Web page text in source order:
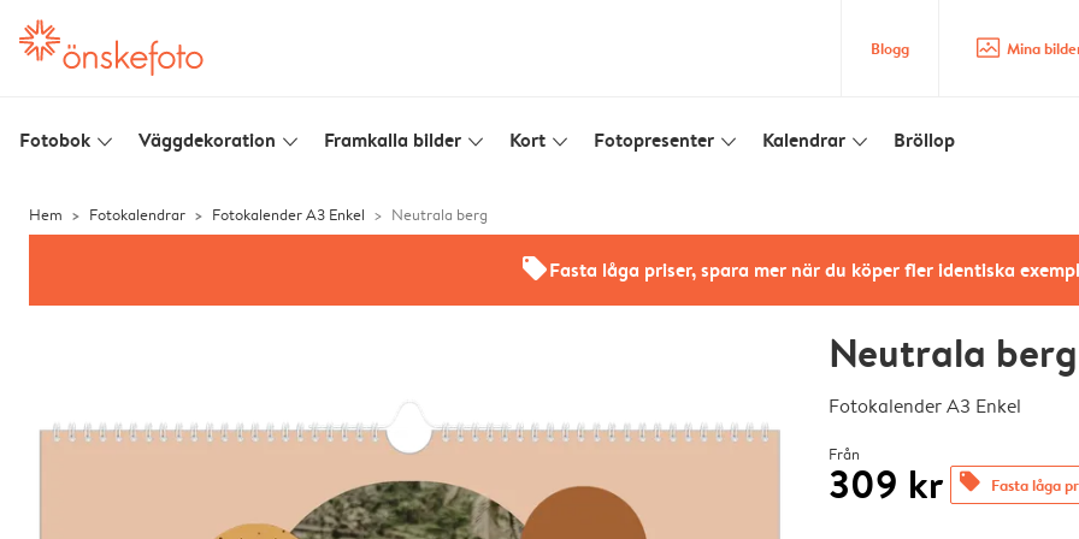
Blogg image_placeholder Mina
Fotobok slim_arrow_down Väggdekoration slim_arrow_down Framkalla bilder slim_arrow_down Kort slim_arrow_down Fotopresenter slim_arrow_down Kalendrar slim_arrow_down Bröllop
Hem Fotokalendrar Fotokalender A3 Enkel Neutrala berg
offersFasta låga priser, spara mer när du köper fler identiska
Neutrala berg
Fotokalender A3 Enkel
Från
309 kr offers Fasta låga